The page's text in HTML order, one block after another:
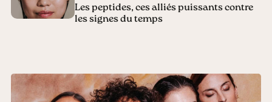
Les peptides, ces alliés puissants contre
les signes du temps